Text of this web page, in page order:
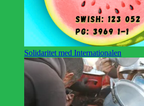
Solidaritet med Internationalen